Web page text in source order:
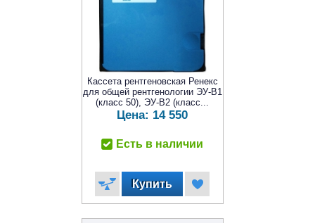
Кассета рентгеновская Ренекс
для общей рентгенологии ЭУ-В1
(класс 50), ЭУ-В2 (класс...
Цена: 14 550
Есть в наличии